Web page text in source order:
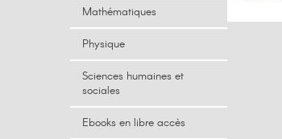
Mathématiques
Physique
Sciences humaines et
sociales
Ebooks en libre accès